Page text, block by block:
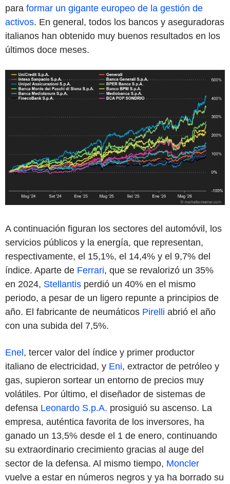
para formar un gigante europeo de la gestión de
activos. En general, todos los bancos y aseguradoras
italianos han obtenido muy buenos resultados en los
últimos doce meses.
A continuación figuran los sectores del automóvil, los
servicios públicos y la energía, que representan,
respectivamente, el 15,1%, el 14,4% y el 9,7% del
índice. Aparte de Ferrari, que se revalorizó un 35%
en 2024, Stellantis perdió un 40% en el mismo
periodo, a pesar de un ligero repunte a principios de
año. El fabricante de neumáticos Pirelli abrió el año
con una subida del 7,5%.
Enel, tercer valor del índice y primer productor
italiano de electricidad, y Eni, extractor de petróleo y
gas, supieron sortear un entorno de precios muy
volátiles. Por último, el diseñador de sistemas de
defensa Leonardo S.p.A. prosiguió su ascenso. La
empresa, auténtica favorita de los inversores, ha
ganado un 13,5% desde el 1 de enero, continuando
su extraordinario crecimiento gracias al auge del
sector de la defensa. Al mismo tiempo, Moncler
vuelve a estar en números negros y ya ha borrado su